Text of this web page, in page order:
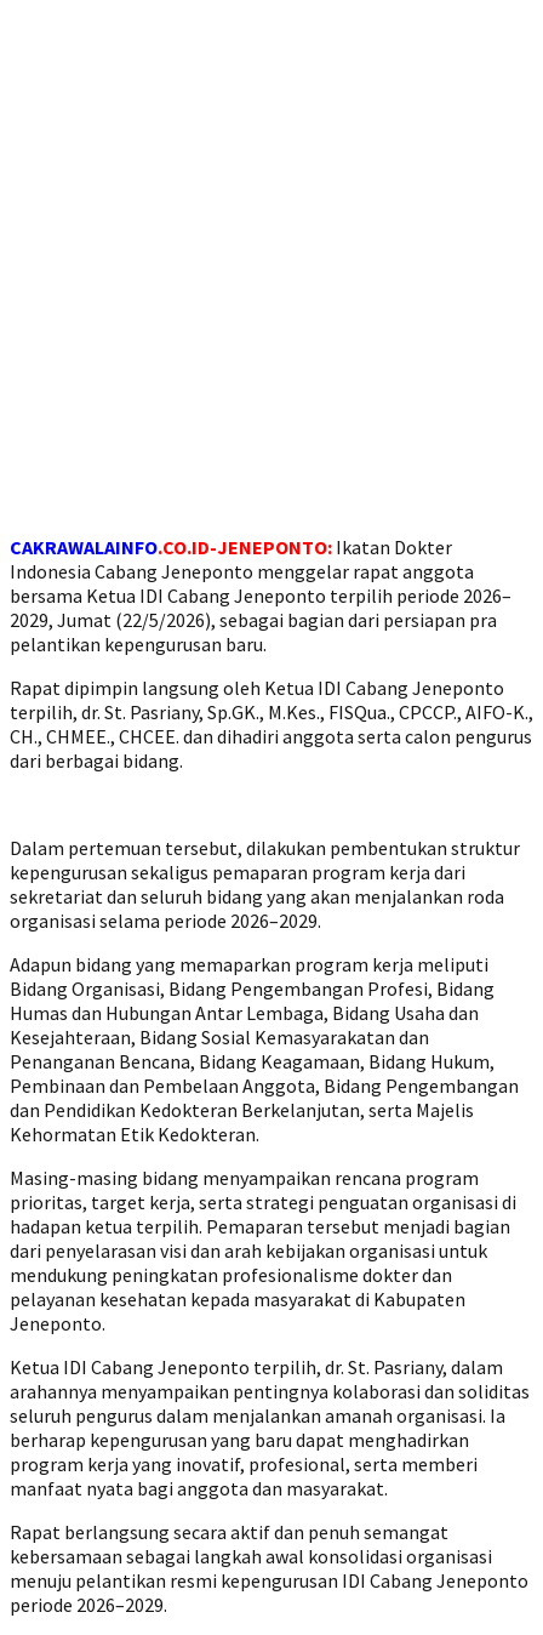
CAKRAWALAINFO.CO.ID-JENEPONTO: Ikatan Dokter
Indonesia Cabang Jeneponto menggelar rapat anggota
bersama Ketua IDI Cabang Jeneponto terpilih periode 2026–
2029, Jumat (22/5/2026), sebagai bagian dari persiapan pra
pelantikan kepengurusan baru.
Rapat dipimpin langsung oleh Ketua IDI Cabang Jeneponto
terpilih, dr. St. Pasriany, Sp.GK., M.Kes., FISQua., CPCCP., AIFO-K.,
CH., CHMEE., CHCEE. dan dihadiri anggota serta calon pengurus
dari berbagai bidang.
Dalam pertemuan tersebut, dilakukan pembentukan struktur
kepengurusan sekaligus pemaparan program kerja dari
sekretariat dan seluruh bidang yang akan menjalankan roda
organisasi selama periode 2026–2029.
Adapun bidang yang memaparkan program kerja meliputi
Bidang Organisasi, Bidang Pengembangan Profesi, Bidang
Humas dan Hubungan Antar Lembaga, Bidang Usaha dan
Kesejahteraan, Bidang Sosial Kemasyarakatan dan
Penanganan Bencana, Bidang Keagamaan, Bidang Hukum,
Pembinaan dan Pembelaan Anggota, Bidang Pengembangan
dan Pendidikan Kedokteran Berkelanjutan, serta Majelis
Kehormatan Etik Kedokteran.
Masing-masing bidang menyampaikan rencana program
prioritas, target kerja, serta strategi penguatan organisasi di
hadapan ketua terpilih. Pemaparan tersebut menjadi bagian
dari penyelarasan visi dan arah kebijakan organisasi untuk
mendukung peningkatan profesionalisme dokter dan
pelayanan kesehatan kepada masyarakat di Kabupaten
Jeneponto.
Ketua IDI Cabang Jeneponto terpilih, dr. St. Pasriany, dalam
arahannya menyampaikan pentingnya kolaborasi dan soliditas
seluruh pengurus dalam menjalankan amanah organisasi. Ia
berharap kepengurusan yang baru dapat menghadirkan
program kerja yang inovatif, profesional, serta memberi
manfaat nyata bagi anggota dan masyarakat.
Rapat berlangsung secara aktif dan penuh semangat
kebersamaan sebagai langkah awal konsolidasi organisasi
menuju pelantikan resmi kepengurusan IDI Cabang Jeneponto
periode 2026–2029.